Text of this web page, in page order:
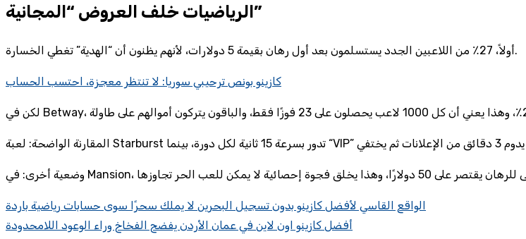
الرياضيات خلف العروض “المجانية”
أولاً، 27٪ من اللاعبين الجدد يستسلمون بعد أول رهان بقيمة 5 دولارات، لأنهم يظنون أن “الهدية” تغطي الخسارة.
كازينو بونص ترحيبي سوريا: لا تنتظر معجزة، احتسب الحساب
الواقع القاسي لأفضل كازينو بدون تسجيل البحرين لا يملك سحرًا سوى حسابات رياضية باردة
أفضل كازينو اون لاين في عمان الأردن يفضح الفخاخ وراء الوعود اللامحدودة